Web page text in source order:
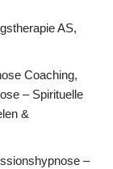
AS,
Coaching,
– Spirituelle
&
–